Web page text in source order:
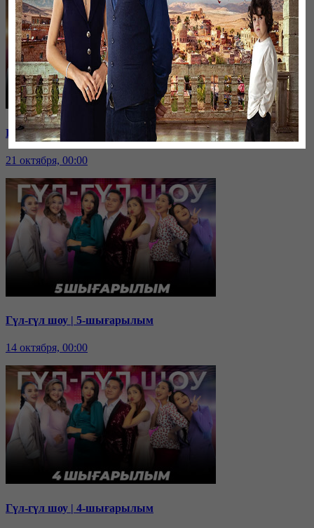
Гүл-гүл шоу | 6-шығарылым
21 октября, 00:00
Гүл-гүл шоу | 5-шығарылым
14 октября, 00:00
Гүл-гүл шоу | 4-шығарылым